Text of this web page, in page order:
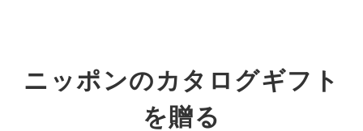
ニッポンのカタログギフト
を贈る